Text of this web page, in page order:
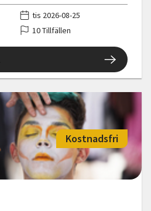
tis 2026-08-25
10 Tillfällen
Kostnadsfri